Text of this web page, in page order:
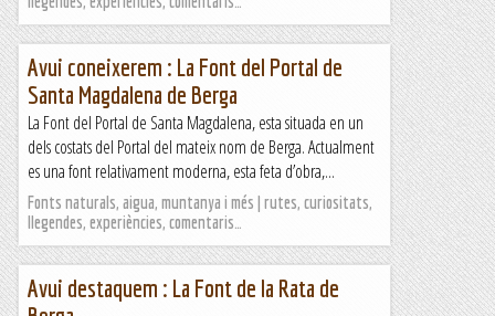
Avui coneixerem : La Font del Portal de
Santa Magdalena de Berga
La Font del Portal de Santa Magdalena, esta situada en un
dels costats del Portal del mateix nom de Berga. Actualment
es una font relativament moderna, esta feta d’obra,...
Fonts naturals, aigua, muntanya i més | rutes, curiositats,
llegendes, experiències, comentaris…
Avui destaquem : La Font de la Rata de